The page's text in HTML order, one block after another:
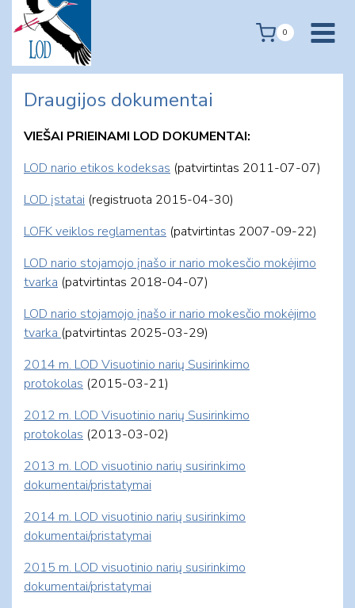
content
0
Draugijos dokumentai
VIEŠAI PRIEINAMI LOD DOKUMENTAI:
LOD nario etikos kodeksas (patvirtintas 2011-07-07)
LOD įstatai (registruota 2015-04-30)
LOFK veiklos reglamentas (patvirtintas 2007-09-22)
LOD nario stojamojo įnašo ir nario mokesčio mokėjimo
tvarka (patvirtintas 2018-04-07)
LOD nario stojamojo įnašo ir nario mokesčio mokėjimo
tvarka (patvirtintas 2025-03-29)
2014 m. LOD Visuotinio narių Susirinkimo
protokolas (2015-03-21)
2012 m. LOD Visuotinio narių Susirinkimo
protokolas (2013-03-02)
2013 m. LOD visuotinio narių susirinkimo
dokumentai/pristatymai
2014 m. LOD visuotinio narių susirinkimo
dokumentai/pristatymai
2015 m. LOD visuotinio narių susirinkimo
dokumentai/pristatymai